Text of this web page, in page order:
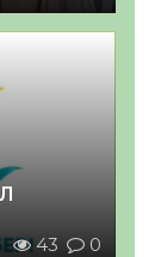
43 0